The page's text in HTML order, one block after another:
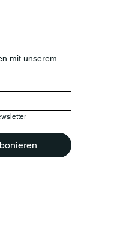
mit unserem